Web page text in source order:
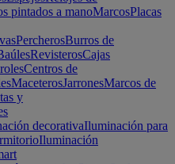
pintados a manoMarcosPlacas
PercherosBurros de
RevisterosCajas
Centros de
MaceterosJarronesMarcos de
y
decorativaIluminación para
Iluminación